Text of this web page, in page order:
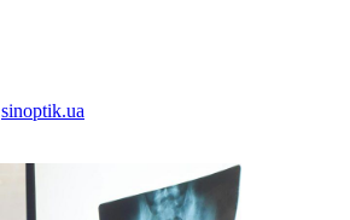
sinoptik.ua